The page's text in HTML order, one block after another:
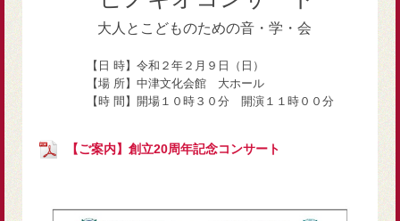
大人とこどものための音・学・会
【日 時】令和２年２月９日（日）
【場 所】中津文化会館 大ホール
【時 間】開場１０時３０分 開演１１時００分
【ご案内】創立20周年記念コンサート